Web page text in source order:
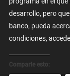
desarrollo, pero
banco, pueda
condiciones,
Comparte esto: